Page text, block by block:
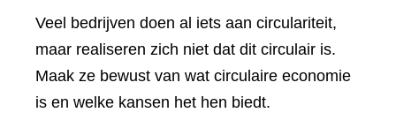
Veel bedrijven doen al iets aan circulariteit,
maar realiseren zich niet dat dit circulair is.
Maak ze bewust van wat circulaire economie
is en welke kansen het hen biedt.